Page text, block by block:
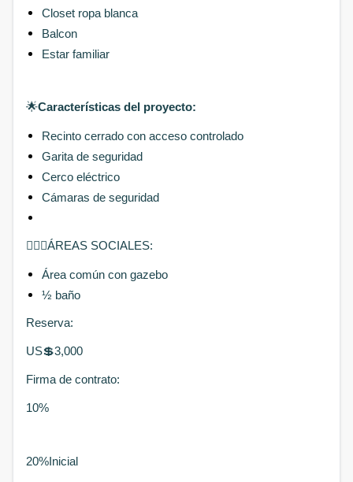
Closet ropa blanca
Balcon
Estar familiar
🌟Características del proyecto:
Recinto cerrado con acceso controlado
Garita de seguridad
Cerco eléctrico
Cámaras de seguridad
🧘🏻‍♀️ÁREAS SOCIALES:
Área común con gazebo
½ baño
Reserva:
US💲3,000
Firma de contrato:
10%
20%Inicial